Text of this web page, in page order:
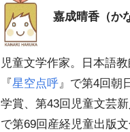
嘉成晴香（か
児童文学作家。日本語教
『星空点呼』で第4回朝
学賞、第43回児童文芸
で第69回産経児童出版